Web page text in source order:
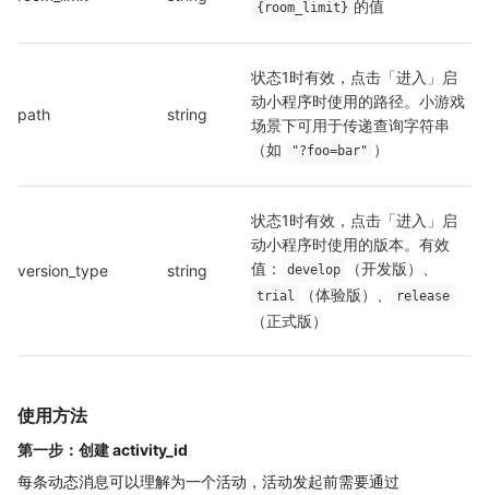
{room_limit} 的值
path string
状态1时有效，点击「进入」启
动小程序时使用的路径。小游戏
场景下可用于传递查询字符串
（如
"?foo=bar" ）
version_type string
状态1时有效，点击「进入」启
动小程序时使用的版本。有效
值：
develop （开发版）、
trial （体验版）、 release
（正式版）
使用方法
第一步：创建 activity_id
每条动态消息可以理解为一个活动，活动发起前需要通过